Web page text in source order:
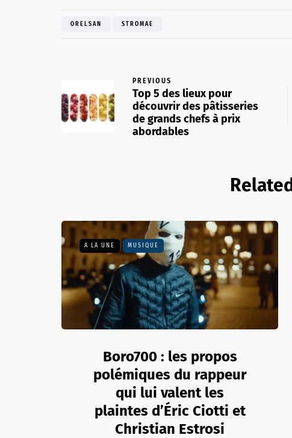
ORELSAN STROMAE
PREVIOUS
Top 5 des lieux pour
découvrir des pâtisseries
de grands chefs à prix
abordables
A LA UNE MUSIQUE
Boro700 : les propos
polémiques du rappeur
qui lui valent les
plaintes d’Éric Ciotti et
Christian Estrosi